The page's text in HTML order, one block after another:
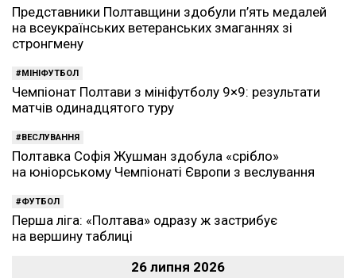
Представники Полтавщини здобули п’ять медалей
на всеукраїнських ветеранських змаганнях зі
стронгмену
МІНІФУТБОЛ
Чемпіонат Полтави з мініфутболу 9×9: результати
матчів одинадцятого туру
ВЕСЛУВАННЯ
Полтавка Софія Жушман здобула «срібло»
на юніорському Чемпіонаті Європи з веслування
ФУТБОЛ
Перша ліга: «Полтава» одразу ж застрибує
на вершину таблиці
26 липня 2026